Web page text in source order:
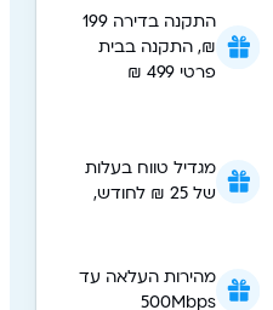
התקנה בדירה 199
₪, התקנה בבית
פרטי 499 ₪
מגדיל טווח בעלות
של 25 ₪ לחודש,
מהירות העלאה עד
500Mbps